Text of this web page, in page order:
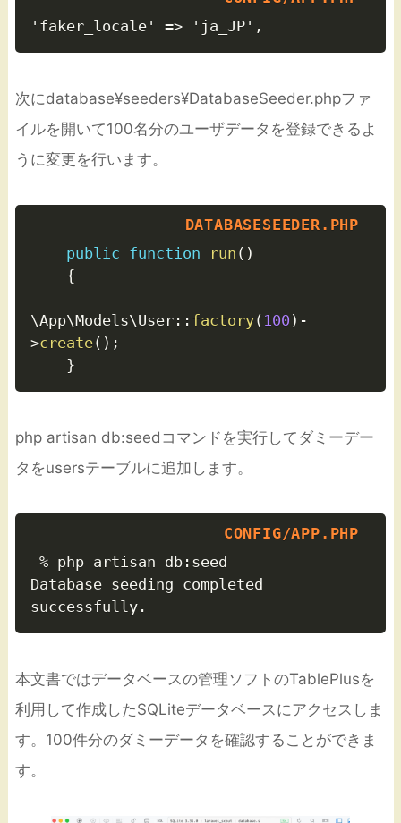
次にdatabase¥seeders¥DatabaseSeeder.phpファ
イルを開いて100名分のユーザデータを登録できるよ
うに変更を行います。
public function run ( )
{
\App\Models\User : : factory( 100 ) -
>create( ) ;
}
php artisan db:seedコマンドを実行してダミーデー
タをusersテーブルに追加します。
Database seeding completed
本文書ではデータベースの管理ソフトのTablePlusを
利用して作成したSQLiteデータベースにアクセスしま
す。100件分のダミーデータを確認することができま
す。